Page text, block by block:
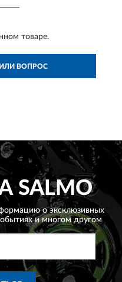
товаре.
ВОПРОС
SALMO
о эксклюзивных
и многом другом